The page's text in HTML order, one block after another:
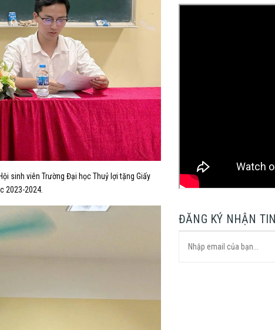
sinh viên Trường Đại học Thuỷ lợi tặng Giấy
2023-2024.
ĐĂNG KÝ NHẬN TIN